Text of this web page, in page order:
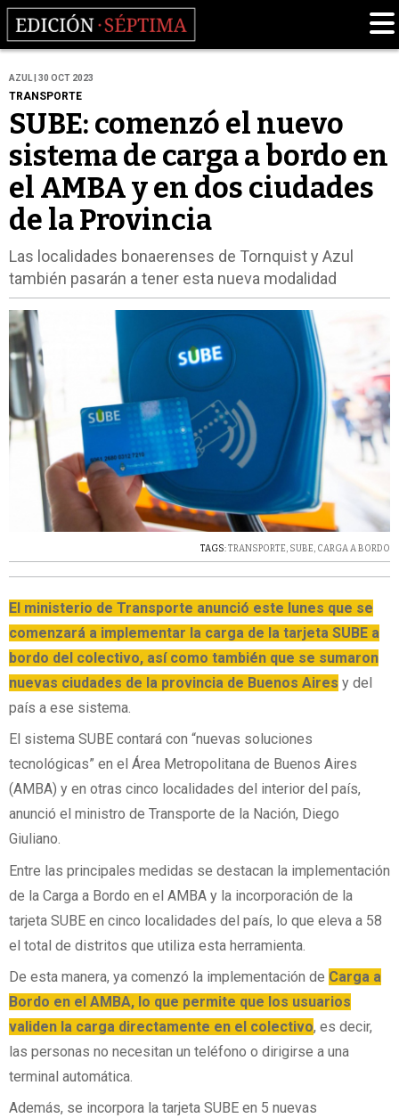
AZUL | 30 OCT 2023
TRANSPORTE
SUBE: comenzó el nuevo
sistema de carga a bordo en
el AMBA y en dos ciudades
de la Provincia
Las localidades bonaerenses de Tornquist y Azul
también pasarán a tener esta nueva modalidad
TAGS:TRANSPORTE, SUBE, CARGA A BORDO
El ministerio de Transporte anunció este lunes que se
comenzará a implementar la carga de la tarjeta SUBE a
bordo del colectivo, así como también que se sumaron
nuevas ciudades de la provincia de Buenos Aires y del
país a ese sistema.
El sistema SUBE contará con “nuevas soluciones
tecnológicas” en el Área Metropolitana de Buenos Aires
(AMBA) y en otras cinco localidades del interior del país,
anunció el ministro de Transporte de la Nación, Diego
Giuliano.
Entre las principales medidas se destacan la implementación
de la Carga a Bordo en el AMBA y la incorporación de la
tarjeta SUBE en cinco localidades del país, lo que eleva a 58
el total de distritos que utiliza esta herramienta.
De esta manera, ya comenzó la implementación de Carga a
Bordo en el AMBA, lo que permite que los usuarios
validen la carga directamente en el colectivo, es decir,
las personas no necesitan un teléfono o dirigirse a una
terminal automática.
Además, se incorpora la tarjeta SUBE en 5 nuevas